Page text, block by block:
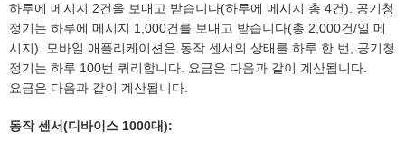
하루에 메시지 2건을 보내고 받습니다(하루에 메시지 총 4건). 공기청
정기는 하루에 메시지 1,000건를 보내고 받습니다(총 2,000건/일 메
시지). 모바일 애플리케이션은 동작 센서의 상태를 하루 한 번, 공기청
정기는 하루 100번 쿼리합니다. 요금은 다음과 같이 계산됩니다.
요금은 다음과 같이 계산됩니다.
동작 센서(디바이스 1000대):